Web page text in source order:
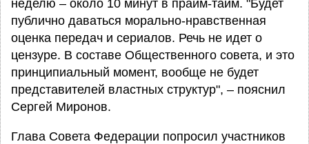
неделю – около 10 минут в прайм-тайм. "Будет
публично даваться морально-нравственная
оценка передач и сериалов. Речь не идет о
цензуре. В составе Общественного совета, и это
принципиальный момент, вообще не будет
представителей властных структур", – пояснил
Сергей Миронов.
Глава Совета Федерации попросил участников